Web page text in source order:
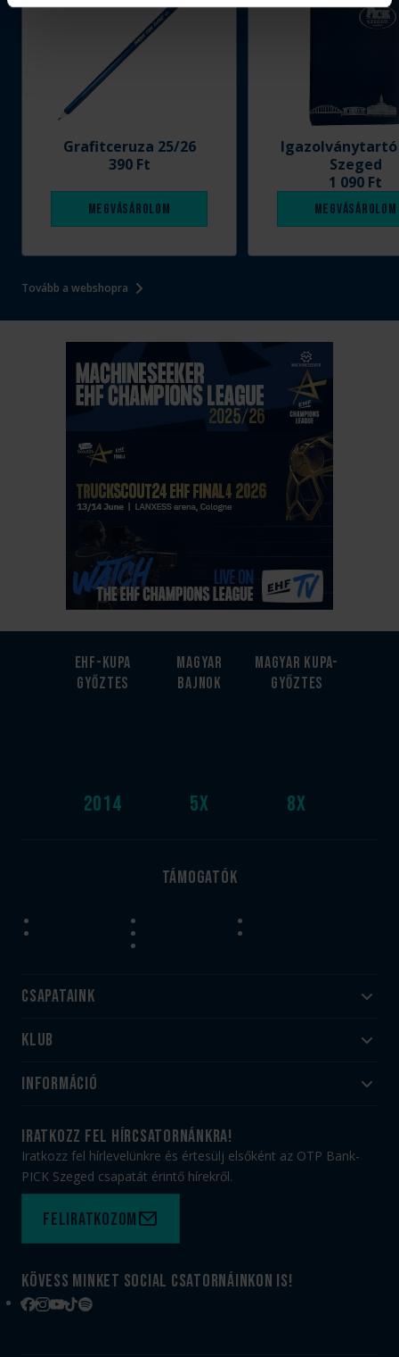
Tovább a webshopra
Grafitceruza 25/26
390 Ft
Megvásárolom
Szeged
1 090 Ft
Megvásárolom
EHF-Kupa
győztes
2014
Magyar
bajnok
5x
Magyar kupa-
győztes
8x
Támogatók
Csapataink
Felnőtt
Utánpótlás
Klub
#HandballFamily
Munkatársaink
PICK Aréna
Sajtóakkreditáció
Információ
Jegy- és bérletvásárlás
Webshop
Adatvédelem
Felhasználási feltételek
Kapcsolat
iratkozz fel hírcsatornánkra!
Iratkozz fel hírlevelünkre és értesülj elsőként az OTP Bank-
PICK Szeged csapatát érintő hírekről.
Feliratkozom
Kövess minket social csatornáinkon is!
Facebook
Instagram
YouTube
TikTokSpotify